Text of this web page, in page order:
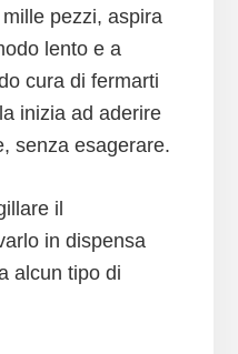
pezzi, aspira
lento e a
cura di fermarti
inizia ad aderire
senza esagerare.
il
in dispensa
alcun tipo di